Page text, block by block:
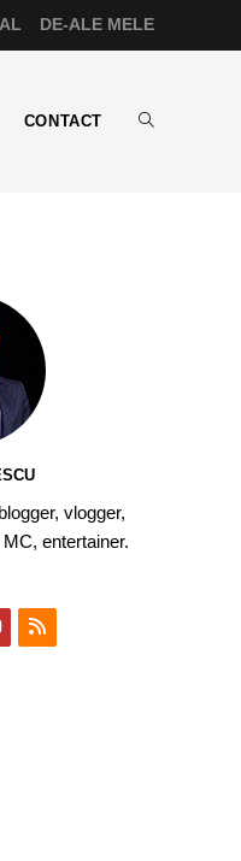
DE-ALE MELE
CONTACT
vlogger,
entertainer.